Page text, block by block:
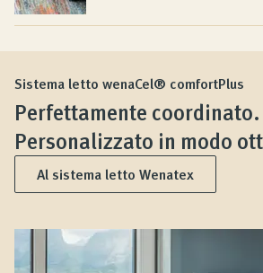
Sistema letto wenaCel® comfortPlus
Perfettamente coordinato.
Personalizzato in modo
Al sistema letto Wenatex